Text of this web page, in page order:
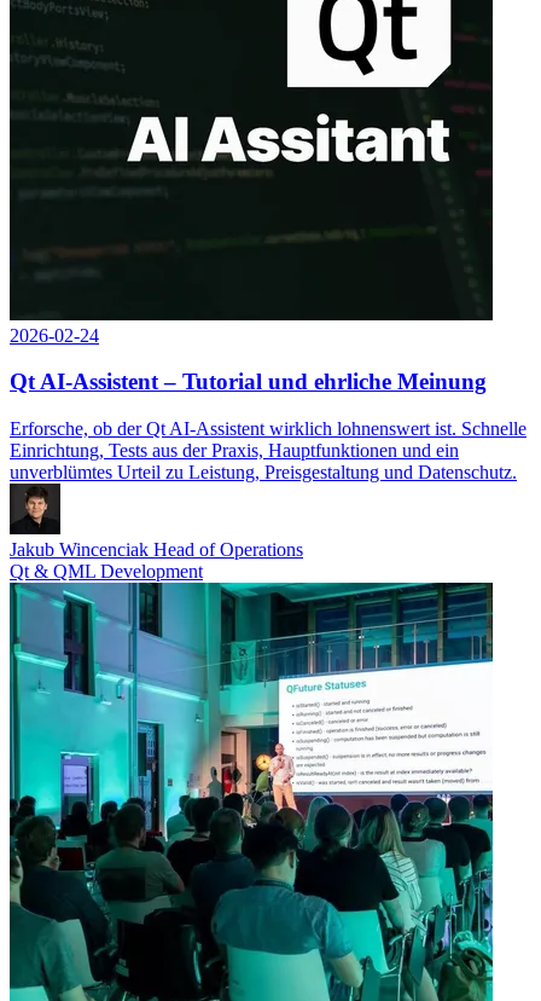
2026-02-24
Qt AI-Assistent – Tutorial und ehrliche Meinung
Erforsche, ob der Qt AI-Assistent wirklich lohnenswert ist. Schnelle
Einrichtung, Tests aus der Praxis, Hauptfunktionen und ein
unverblümtes Urteil zu Leistung, Preisgestaltung und Datenschutz.
Jakub Wincenciak Head of Operations
Qt & QML Development